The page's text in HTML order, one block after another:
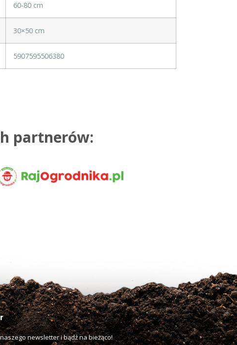
60-80 cm
30×50 cm
5907595506380
partnerów:
newsletter i bądź na bieżąco!